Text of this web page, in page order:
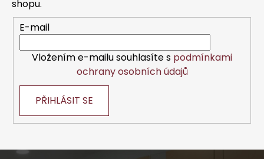
shopu.
E-mail
Vložením e-mailu souhlasíte s podmínkami
ochrany osobních údajů
PŘIHLÁSIT SE